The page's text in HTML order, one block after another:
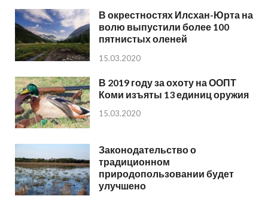
В окрестностях Илсхан-Юрта на
волю выпустили более 100
пятнистых оленей
15.03.2020
В 2019 году за охоту на ООПТ
Коми изъяты 13 единиц оружия
15.03.2020
Законодательство о
традиционном
природопользовании будет
улучшено